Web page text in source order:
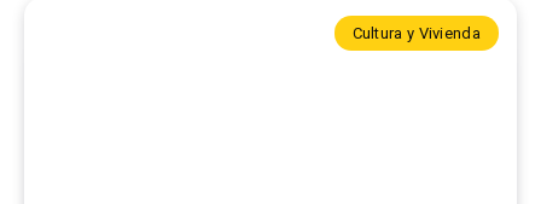
Cultura y Vivienda